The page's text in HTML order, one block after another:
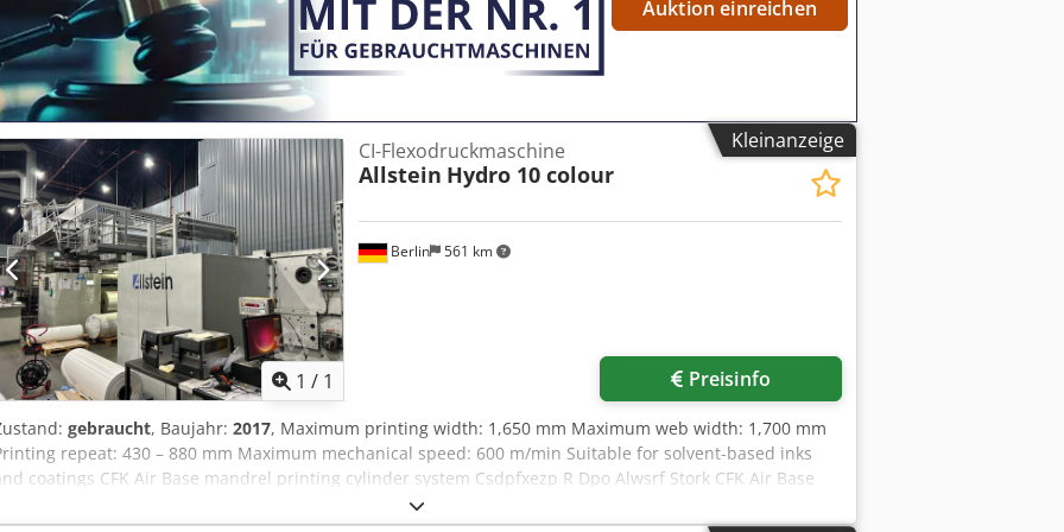
power. Should you require further information, additional photographs or wish to arrange an
please do not hesitate to contact us. We look forward to hearing from you.
Auktion einreichen
Kleinanzeige
1 / 1
Berlin 561 km
CI-Flexodruckmaschine
Allstein Hydro 10 colour
Preisinfo
gebraucht, Baujahr: 2017, Maximum printing width: 1,650 mm Maximum web width: 1,700 mm
repeat: 430 – 880 mm Maximum mechanical speed: 600 m/min Suitable for solvent-based inks
coatings CFK Air Base mandrel printing cylinder system Csdpfxezp R Dpo Alwsrf Stork CFK Air Base
anilox sleeve system Gas drying system with Maxon burners Automatic viscosity control system Allstein /